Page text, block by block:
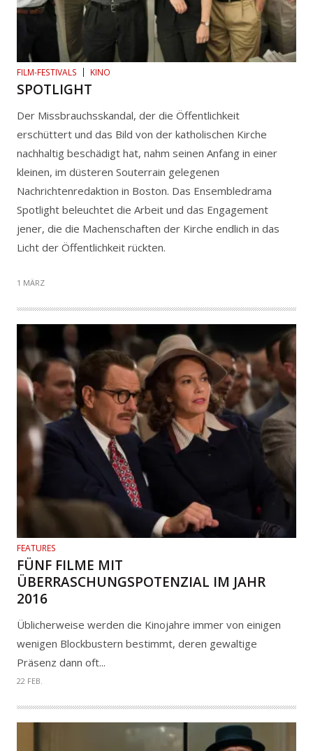
FILM-FESTIVALS KINO
SPOTLIGHT
Der Missbrauchsskandal, der die Öffentlichkeit
erschüttert und das Bild von der katholischen Kirche
nachhaltig beschädigt hat, nahm seinen Anfang in einer
kleinen, im düsteren Souterrain gelegenen
Nachrichtenredaktion in Boston. Das Ensembledrama
Spotlight beleuchtet die Arbeit und das Engagement
jener, die die Machenschaften der Kirche endlich in das
Licht der Öffentlichkeit rückten.
1 MÄRZ
FEATURES
FÜNF FILME MIT
ÜBERRASCHUNGSPOTENZIAL IM JAHR
2016
Üblicherweise werden die Kinojahre immer von einigen
wenigen Blockbustern bestimmt, deren gewaltige
Präsenz dann oft...
22 FEB.